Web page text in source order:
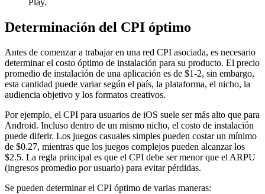
Play.
Determinación del CPI óptimo
Antes de comenzar a trabajar en una red CPI asociada, es necesario
determinar el costo óptimo de instalación para su producto. El precio
promedio de instalación de una aplicación es de $1-2, sin embargo,
esta cantidad puede variar según el país, la plataforma, el nicho, la
audiencia objetivo y los formatos creativos.
Por ejemplo, el CPI para usuarios de iOS suele ser más alto que para
Android. Incluso dentro de un mismo nicho, el costo de instalación
puede diferir. Los juegos casuales simples pueden costar un mínimo
de $0.27, mientras que los juegos complejos pueden alcanzar los
$2.5. La regla principal es que el CPI debe ser menor que el ARPU
(ingresos promedio por usuario) para evitar pérdidas.
Se pueden determinar el CPI óptimo de varias maneras: